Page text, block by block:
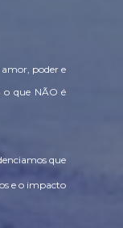
poder e
o que NÃO é
que
e o impacto